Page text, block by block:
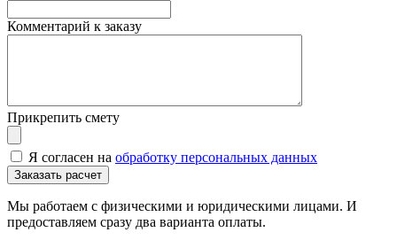
Комментарий к заказу
Прикрепить смету
Я согласен на обработку персональных данных
Мы работаем с физическими и юридическими лицами. И
предоставляем сразу два варианта оплаты.